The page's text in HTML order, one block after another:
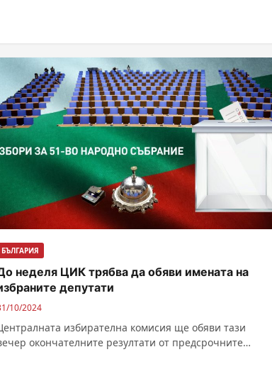
БЪЛГАРИЯ
неделя ЦИК трябва да обяви имената на
депутати
10/2024
избирателна комисия ще обяви тази
окончателните резултати от предсрочните